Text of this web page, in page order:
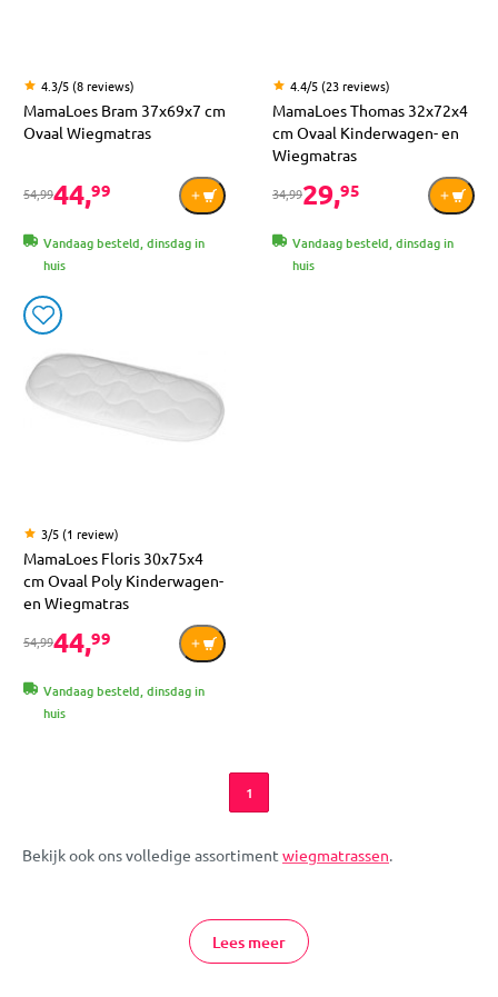
4.3/5 (8 reviews)
MamaLoes Bram 37x69x7 cm
Ovaal Wiegmatras
54,9944,99
Vandaag besteld, dinsdag in
huis
4.4/5 (23 reviews)
MamaLoes Thomas 32x72x4
cm Ovaal Kinderwagen- en
Wiegmatras
34,9929,95
Vandaag besteld, dinsdag in
huis
3/5 (1 review)
MamaLoes Floris 30x75x4
cm Ovaal Poly Kinderwagen-
en Wiegmatras
54,9944,99
Vandaag besteld, dinsdag in
huis
1
Bekijk ook ons volledige assortiment wiegmatrassen.
en geproduceerd. Door de polyether vulling zijn het stevige
matrassen en zijn ze veerkrachtig en vormvast. Een comfortabel
Lees meer